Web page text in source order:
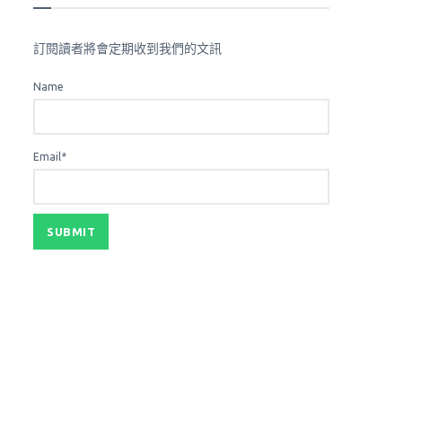
訂閱讀者將會定期收到我們的文訊
Name
Email*